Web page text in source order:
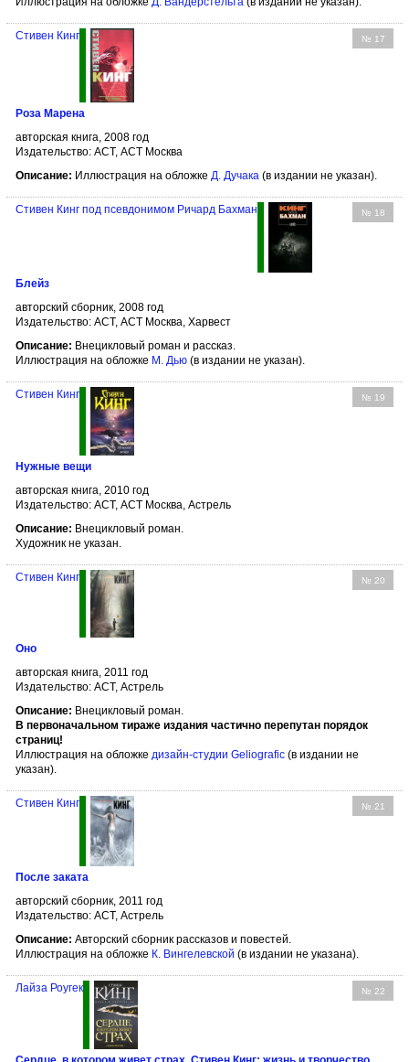
№ 17
Стивен Кинг
Роза Марена
авторская книга, 2008 год
Издательство: АСТ, АСТ Москва
Описание: Иллюстрация на обложке Д. Дучака (в издании не указан).
№ 18
Стивен Кинг под псевдонимом Ричард Бахман
Блейз
авторский сборник, 2008 год
Издательство: АСТ, АСТ Москва, Харвест
Описание: Внецикловый роман и рассказ.
Иллюстрация на обложке М. Дью (в издании не указан).
№ 19
Стивен Кинг
Нужные вещи
авторская книга, 2010 год
Издательство: АСТ, АСТ Москва, Астрель
Описание: Внецикловый роман.
Художник не указан.
№ 20
Стивен Кинг
Оно
авторская книга, 2011 год
Издательство: АСТ, Астрель
Описание: Внецикловый роман.
В первоначальном тираже издания частично перепутан порядок
страниц!
Иллюстрация на обложке дизайн-студии Geliografic (в издании не
указан).
№ 21
Стивен Кинг
После заката
авторский сборник, 2011 год
Издательство: АСТ, Астрель
Описание: Авторский сборник рассказов и повестей.
Иллюстрация на обложке К. Вингелевской (в издании не указана).
№ 22
Лайза Роугек